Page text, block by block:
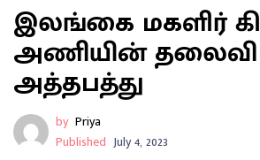
இலங்கை மகளிர்
அணியின் தலைவி
அத்தபத்து
by Priya
Published July 4, 2023